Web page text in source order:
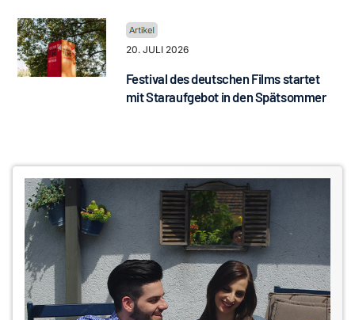
20. JULI 2026
Festival des deutschen Films startet
mit Staraufgebot in den Spätsommer